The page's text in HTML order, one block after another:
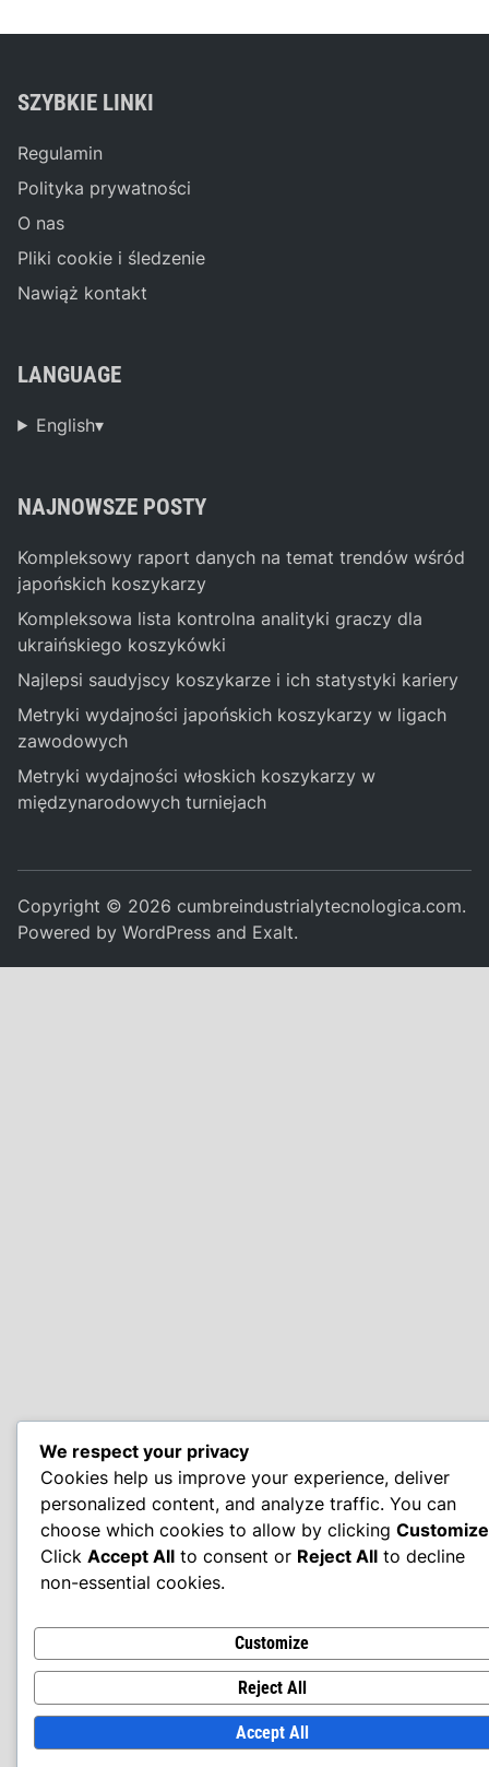
SZYBKIE LINKI
Regulamin
Polityka prywatności
O nas
Pliki cookie i śledzenie
Nawiąż kontakt
LANGUAGE
English▾
NAJNOWSZE POSTY
Kompleksowy raport danych na temat trendów wśród
japońskich koszykarzy
Kompleksowa lista kontrolna analityki graczy dla
ukraińskiego koszykówki
Najlepsi saudyjscy koszykarze i ich statystyki kariery
Metryki wydajności japońskich koszykarzy w ligach
zawodowych
Metryki wydajności włoskich koszykarzy w
międzynarodowych turniejach
Copyright © 2026cumbreindustrialytecnologica.com.
Powered byWordPress and Exalt.
We respect your privacy
Cookies help us improve your experience, deliver
personalized content, and analyze traffic. You can
choose which cookies to allow by clicking Customize
Click Accept All to consent or Reject All to decline
non-essential cookies.
Customize
Reject All
Accept All